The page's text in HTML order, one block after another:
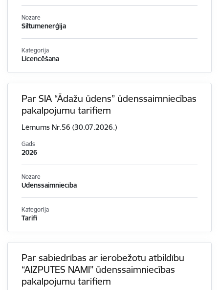
Nozare
Siltumenerģija
Kategorija
Licencēšana
Par SIA “Ādažu ūdens” ūdenssaimniecības
pakalpojumu tarifiem
Lēmums Nr.56 (30.07.2026.)
Gads
2026
Nozare
Ūdenssaimniecība
Kategorija
Tarifi
Par sabiedrības ar ierobežotu atbildību
“AIZPUTES NAMI” ūdenssaimniecības
pakalpojumu tarifiem